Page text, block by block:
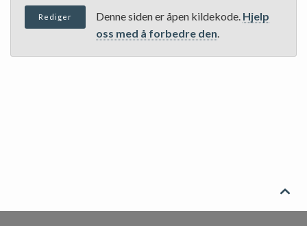
Rediger Denne siden er åpen kildekode. Hjelp
oss med å forbedre den.
